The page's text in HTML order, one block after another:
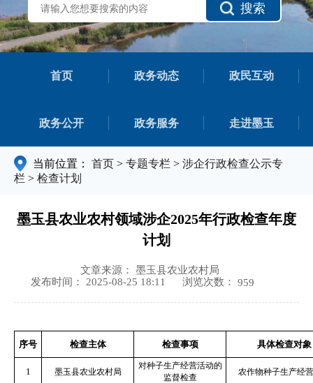
搜索
首页 政务动态 政民互动
政务公开 政务服务 走进墨玉
当前位置： 首页 > 专题专栏 > 涉企行政检查公示专
栏 > 检查计划
墨玉县农业农村领域涉企2025年行政检查年度
计划
文章来源： 墨玉县农业农村局
发布时间： 2025-08-25 18:11
浏览次数： 959
序号 检查主体 检查事项 具体检查对象
1 墨玉县农业农村局
对种子生产经营活动的
监督检查
农作物种子生产经